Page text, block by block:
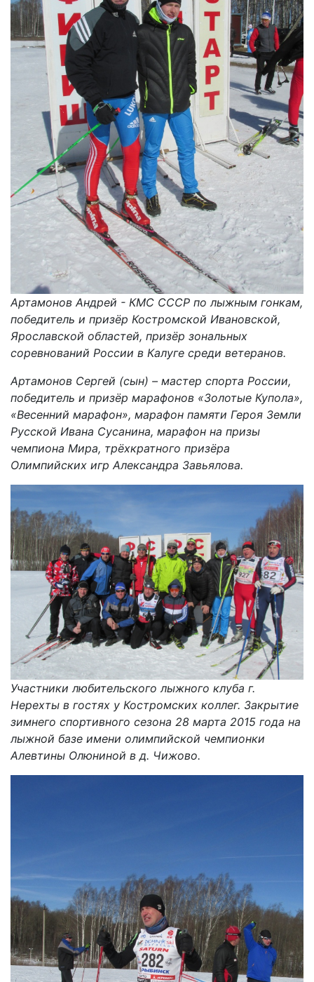
Артамонов Андрей - КМС СССР по лыжным гонкам,
победитель и призёр Костромской Ивановской,
Ярославской областей, призёр зональных
соревнований России в Калуге среди ветеранов.
Артамонов Сергей (сын) – мастер спорта России,
победитель и призёр марафонов «Золотые Купола»,
«Весенний марафон», марафон памяти Героя Земли
Русской Ивана Сусанина, марафон на призы
чемпиона Мира, трёхкратного призёра
Олимпийских игр Александра Завьялова.
Участники любительского лыжного клуба г.
Нерехты в гостях у Костромских коллег. Закрытие
зимнего спортивного сезона 28 марта 2015 года на
лыжной базе имени олимпийской чемпионки
Алевтины Олюниной в д. Чижово.